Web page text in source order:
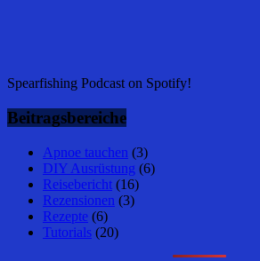
Spearfishing Podcast on Spotify!
Beitragsbereiche
Apnoe tauchen (3)
DIY Ausrüstung (6)
Reisebericht (16)
Rezensionen (3)
Rezepte (6)
Tutorials (20)